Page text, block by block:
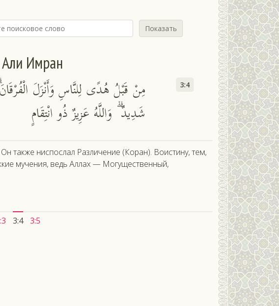
Показать
Имран
مِنْ قَبْلُ هُدًى لِلنَّاسِ وَأَنْزَلَ
شَدِيدٌ ۗ وَاللَّهُ عَزِيزٌ ذُو انْتِقَامٍ
3:4
также ниспослал Различение (Коран). Воистину, тем,
мучения, ведь Аллах — Могущественный,
3:4 3:5